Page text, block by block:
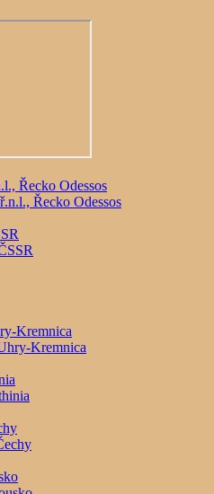
Řecko Odessos
Kremnica